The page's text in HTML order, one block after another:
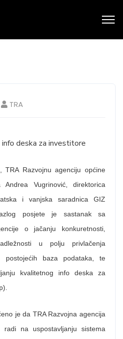
TRA
deska za investitore
TRA Razvojnu agenciju općine
Vugrinović, direktorica
i vanjska saradnica GIZ
posjete je sastanak sa
o jačanju konkuretnosti,
u polju privlačenja
postojećih baza podataka, te
kvalitetnog info deska za
je da TRA Razvojna agencija
radi na uspostavljanju sistema